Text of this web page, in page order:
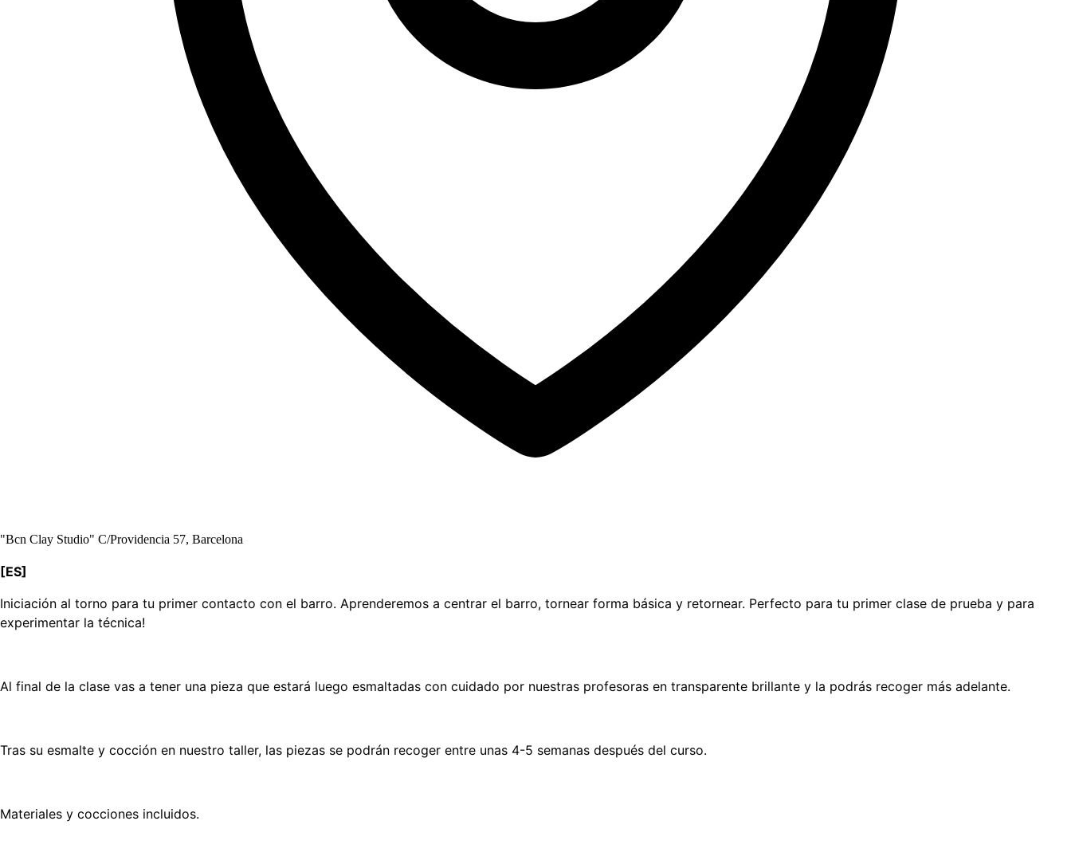
"Bcn Clay Studio" C/Providencia 57, Barcelona
[ES]
Iniciación al torno para tu primer contacto con el barro. Aprenderemos a centrar el barro, tornear forma básica y retornear. Perfecto para tu primer clase de prueba y para
experimentar la técnica!
Al final de la clase vas a tener una pieza que estará luego esmaltadas con cuidado por nuestras profesoras en transparente brillante y la podrás recoger más adelante.
Tras su esmalte y cocción en nuestro taller, las piezas se podrán recoger entre unas 4-5 semanas después del curso.
Materiales y cocciones incluidos.